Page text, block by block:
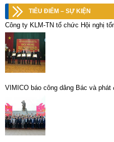
TIÊU ĐIỂM – SỰ KIỆN
Công ty KLM-TN tổ chức Hội nghị
VIMICO báo công dâng Bác và phát